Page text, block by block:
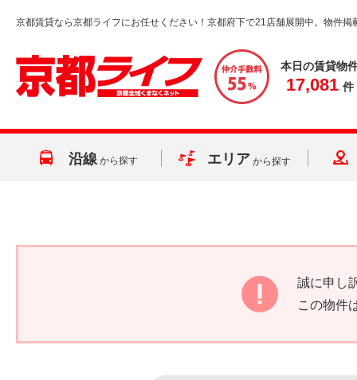
京都賃貸なら京都ライフにお任せください！京都府下で21店舗展開中。物件掲
本日の賃貸物
17,081 件
沿線 から探す エリア から探す
誠に申し
この物件